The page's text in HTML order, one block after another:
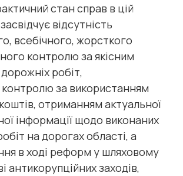
стан справ в цій
відсутність
всебічного, жорсткого
контролю за якісним
робіт,
за використанням
отриманням актуальної
інформації щодо виконаних
на дорогах області, а
в ході реформ у шляховому
антикорупційних заходів,